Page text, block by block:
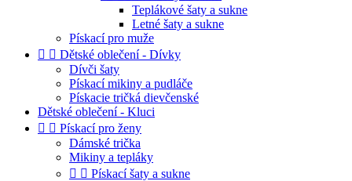
Teplákové šaty a sukne
Letné šaty a sukne
Pískací pro muže
  Dětské oblečení - Dívky
Dívči šaty
Pískací mikiny a pudláče
Pískacie tričká dievčenské
Dětské oblečení - Kluci
  Pískací pro ženy
Dámské trička
Mikiny a tepláky
  Pískací šaty a sukne